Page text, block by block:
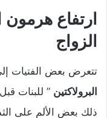
ارتفاع هرمون
الزواج
تتعرض بعض الفتيات
البرولاكتين ” للبنات
ذلك بعض الألم على